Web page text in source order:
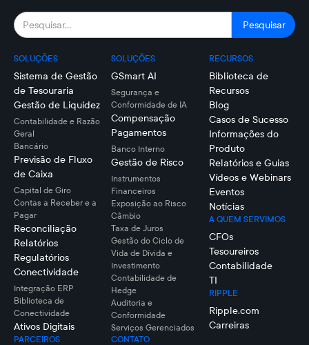
SOLUÇÕES
Sistema de Gestão
de Tesouraria
Gestão de Liquidez
Contabilidade e Razão
Geral
Bancário
Previsão de Fluxo
de Caixa
Capital de Giro
Contas a Receber e a
Pagar
Reconciliação
Relatórios
Regulatórios
Conectividade
Integração ERP
Biblioteca de
Conectividade
Ativos Digitais
PARCEIROS
SOLUÇÕES
GSmart AI
Segurança e
Conformidade de IA
Compensação
Pagamentos
Banco Interno
Gestão de Risco
Instrumentos
Financeiros
Exposição ao Risco
Câmbio
Taxa de Juros
Gestão do Ciclo de
Vida de Dívida e
Investimento
Contabilidade de
Hedge
Auditoria e
Conformidade
Serviços Gerenciados
CONTATO
RECURSOS
Biblioteca de
Recursos
Blog
Casos de Sucesso
Informações do
Produto
Relatórios e Guias
Vídeos e Webinars
Eventos
Notícias
A QUEM SERVIMOS
CFOs
Tesoureiros
Contabilidade
TI
RIPPLE
Ripple.com
Carreiras